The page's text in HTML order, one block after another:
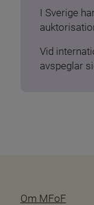
I Sverige
Vid
avspeglar
Om MFoF